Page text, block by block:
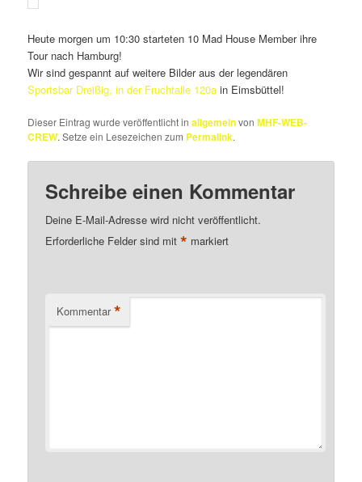
Heute morgen um 10:30 starteten 10 Mad House Member ihre
Tour nach Hamburg!
Wir sind gespannt auf weitere Bilder aus der legendären
Sportsbar Dreißig, in der Fruchtalle 120a in Eimsbüttel!
Dieser Eintrag wurde veröffentlicht inallgemeinvonMHF-WEB-
CREW. Setze ein Lesezeichen zum Permalink.
Schreibe einen Kommentar
Deine E-Mail-Adresse wird nicht veröffentlicht.
Erforderliche Felder sind mit* markiert
Kommentar *